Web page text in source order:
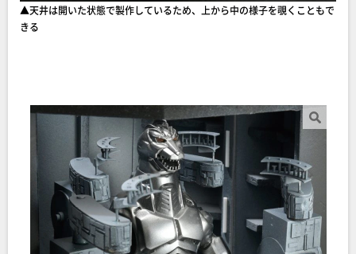
▲天井は開いた状態で製作しているため、上から中の様子を覗くこともで
きる